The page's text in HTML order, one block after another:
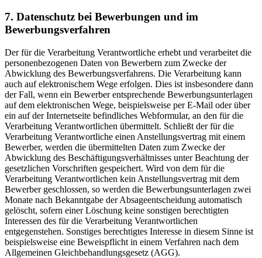
7. Datenschutz bei Bewerbungen und im
Bewerbungsverfahren
Der für die Verarbeitung Verantwortliche erhebt und verarbeitet die
personenbezogenen Daten von Bewerbern zum Zwecke der
Abwicklung des Bewerbungsverfahrens. Die Verarbeitung kann
auch auf elektronischem Wege erfolgen. Dies ist insbesondere dann
der Fall, wenn ein Bewerber entsprechende Bewerbungsunterlagen
auf dem elektronischen Wege, beispielsweise per E-Mail oder über
ein auf der Internetseite befindliches Webformular, an den für die
Verarbeitung Verantwortlichen übermittelt. Schließt der für die
Verarbeitung Verantwortliche einen Anstellungsvertrag mit einem
Bewerber, werden die übermittelten Daten zum Zwecke der
Abwicklung des Beschäftigungsverhältnisses unter Beachtung der
gesetzlichen Vorschriften gespeichert. Wird von dem für die
Verarbeitung Verantwortlichen kein Anstellungsvertrag mit dem
Bewerber geschlossen, so werden die Bewerbungsunterlagen zwei
Monate nach Bekanntgabe der Absageentscheidung automatisch
gelöscht, sofern einer Löschung keine sonstigen berechtigten
Interessen des für die Verarbeitung Verantwortlichen
entgegenstehen. Sonstiges berechtigtes Interesse in diesem Sinne ist
beispielsweise eine Beweispflicht in einem Verfahren nach dem
Allgemeinen Gleichbehandlungsgesetz (AGG).